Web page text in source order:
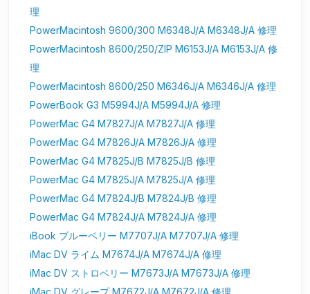
理
PowerMacintosh 9600/300 M6348J/A M6348J/A 修理
PowerMacintosh 8600/250/ZIP M6153J/A M6153J/A 修
理
PowerMacintosh 8600/250 M6346J/A M6346J/A 修理
PowerBook G3 M5994J/A M5994J/A 修理
PowerMac G4 M7827J/A M7827J/A 修理
PowerMac G4 M7826J/A M7826J/A 修理
PowerMac G4 M7825J/B M7825J/B 修理
PowerMac G4 M7825J/A M7825J/A 修理
PowerMac G4 M7824J/B M7824J/B 修理
PowerMac G4 M7824J/A M7824J/A 修理
iBook ブルーベリー M7707J/A M7707J/A 修理
iMac DV ライム M7674J/A M7674J/A 修理
iMac DV ストロベリー M7673J/A M7673J/A 修理